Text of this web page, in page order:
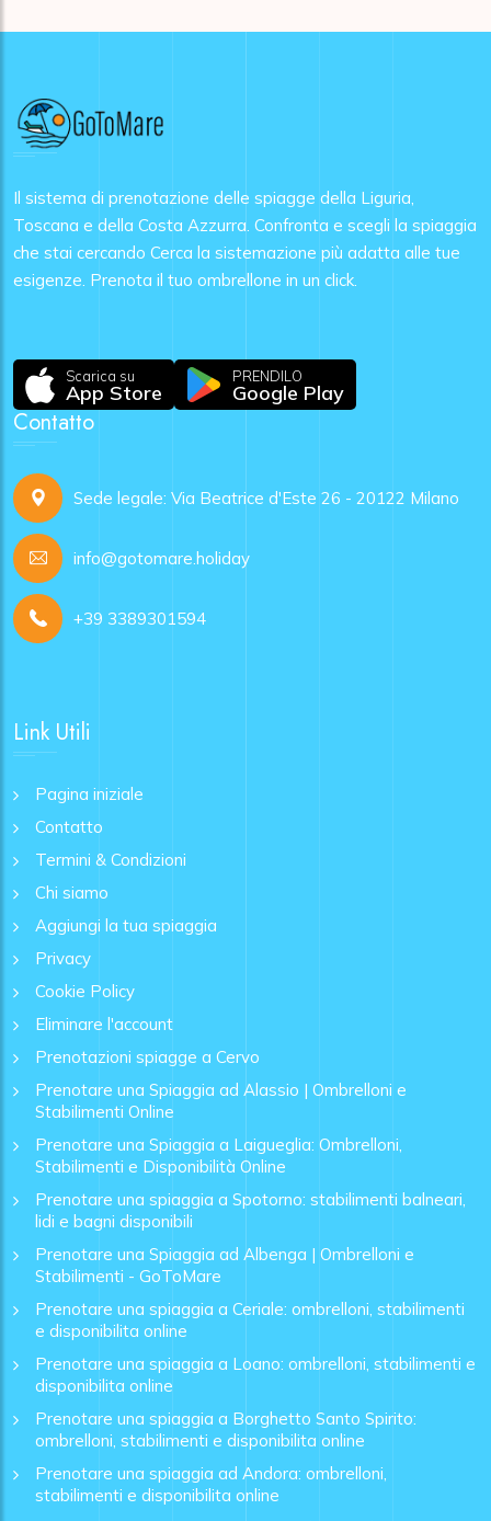
Il sistema di prenotazione delle spiagge della Liguria,
Toscana e della Costa Azzurra. Confronta e scegli la spiaggia
che stai cercando Cerca la sistemazione più adatta alle tue
esigenze. Prenota il tuo ombrellone in un click.
Scarica su
App Store
PRENDILO
Google Play
Contatto
Sede legale: Via Beatrice d'Este 26 - 20122 Milano
info@gotomare.holiday
+39 3389301594
Link Utili
Pagina iniziale
Contatto
Termini & Condizioni
Chi siamo
Aggiungi la tua spiaggia
Privacy
Cookie Policy
Eliminare l'account
Prenotazioni spiagge a Cervo
Prenotare una Spiaggia ad Alassio | Ombrelloni e
Stabilimenti Online
Prenotare una Spiaggia a Laigueglia: Ombrelloni,
Stabilimenti e Disponibilità Online
Prenotare una spiaggia a Spotorno: stabilimenti balneari,
lidi e bagni disponibili
Prenotare una Spiaggia ad Albenga | Ombrelloni e
Stabilimenti - GoToMare
Prenotare una spiaggia a Ceriale: ombrelloni, stabilimenti
e disponibilita online
Prenotare una spiaggia a Loano: ombrelloni, stabilimenti e
disponibilita online
Prenotare una spiaggia a Borghetto Santo Spirito:
ombrelloni, stabilimenti e disponibilita online
Prenotare una spiaggia ad Andora: ombrelloni,
stabilimenti e disponibilita online